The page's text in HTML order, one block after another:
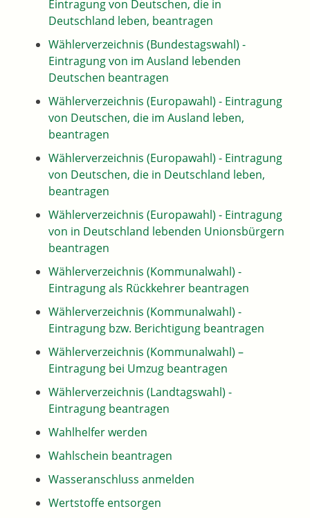
Eintragung von Deutschen, die in
Deutschland leben, beantragen
Wählerverzeichnis (Bundestagswahl) -
Eintragung von im Ausland lebenden
Deutschen beantragen
Wählerverzeichnis (Europawahl) - Eintragung
von Deutschen, die im Ausland leben,
beantragen
Wählerverzeichnis (Europawahl) - Eintragung
von Deutschen, die in Deutschland leben,
beantragen
Wählerverzeichnis (Europawahl) - Eintragung
von in Deutschland lebenden Unionsbürgern
beantragen
Wählerverzeichnis (Kommunalwahl) -
Eintragung als Rückkehrer beantragen
Wählerverzeichnis (Kommunalwahl) -
Eintragung bzw. Berichtigung beantragen
Wählerverzeichnis (Kommunalwahl) –
Eintragung bei Umzug beantragen
Wählerverzeichnis (Landtagswahl) -
Eintragung beantragen
Wahlhelfer werden
Wahlschein beantragen
Wasseranschluss anmelden
Wertstoffe entsorgen